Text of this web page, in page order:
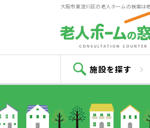
大阪市東淀川区の老人ホームの検索は
施設を探す